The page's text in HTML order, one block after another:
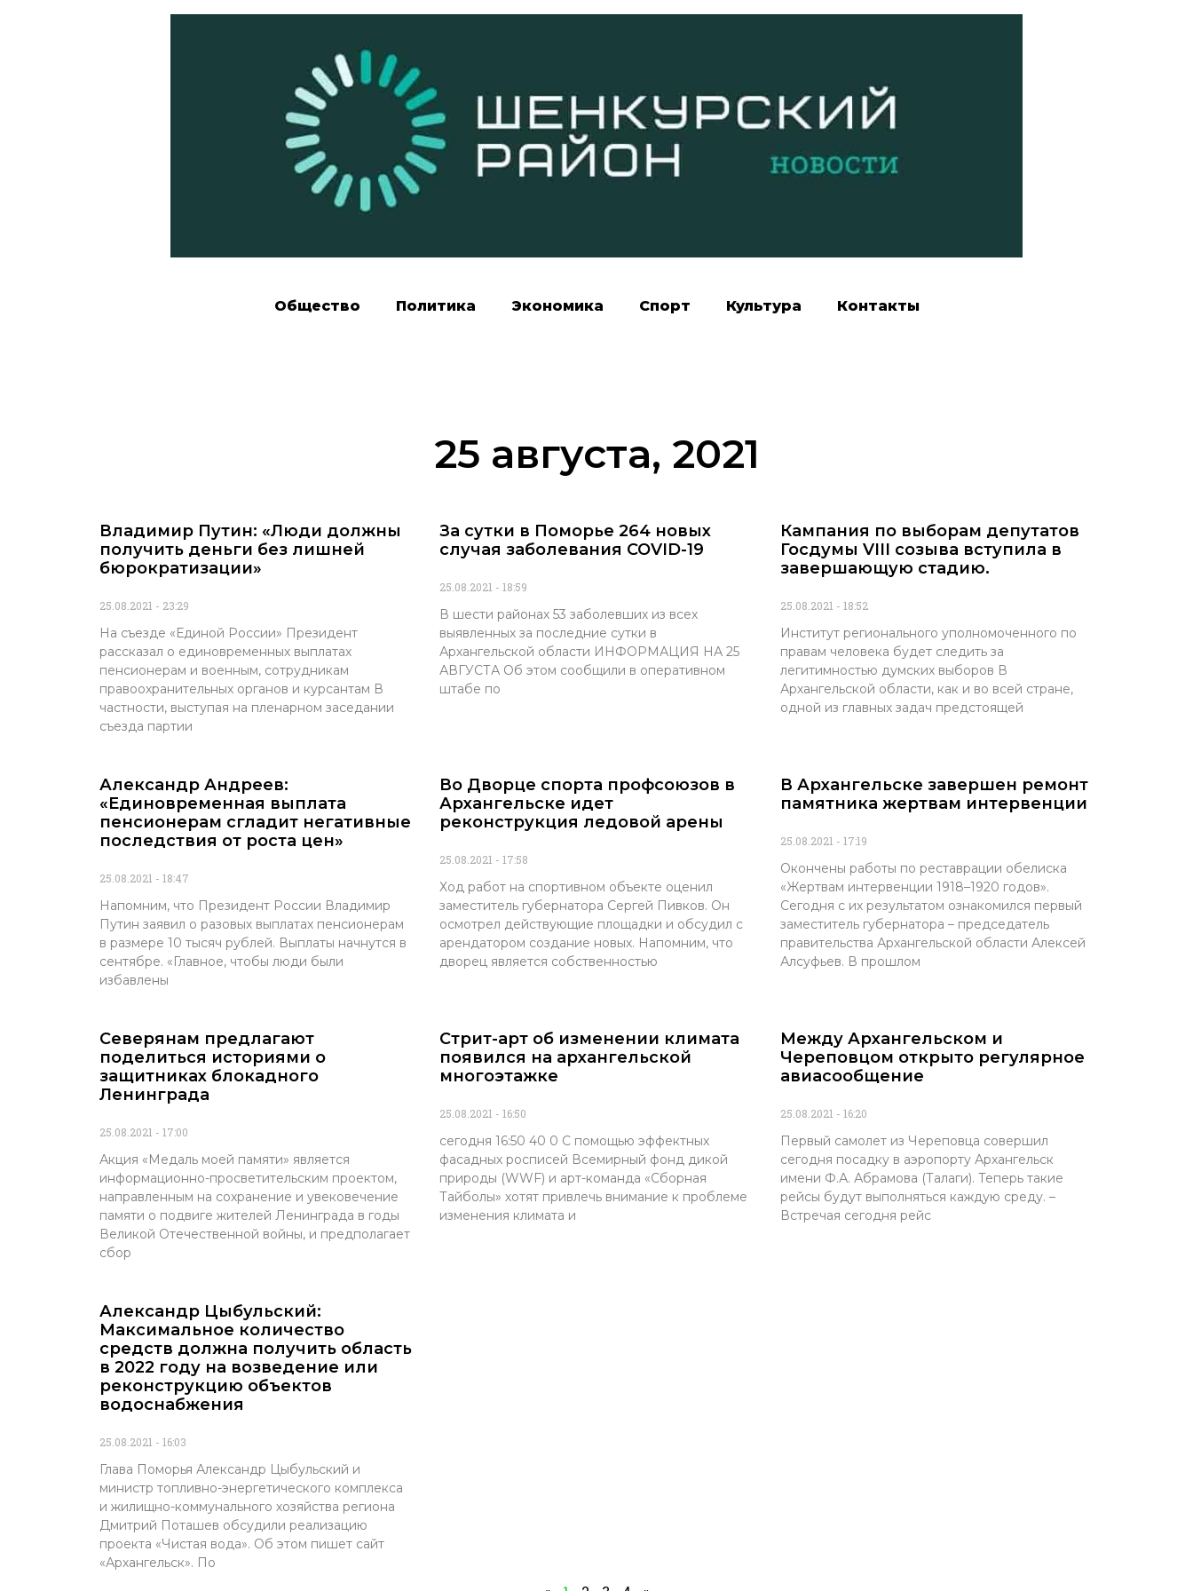
Общество Политика Экономика Спорт Культура Контакты
25 августа, 2021
Владимир Путин: «Люди должны
получить деньги без лишней
бюрократизации»
25.08.2021 23:29
На съезде «Единой России» Президент
рассказал о единовременных выплатах
пенсионерам и военным, сотрудникам
правоохранительных органов и курсантам В
частности, выступая на пленарном заседании
съезда партии
За сутки в Поморье 264 новых
случая заболевания COVID-19
25.08.2021 18:59
В шести районах 53 заболевших из всех
выявленных за последние сутки в
Архангельской области ИНФОРМАЦИЯ НА 25
АВГУСТА Об этом сообщили в оперативном
штабе по
Кампания по выборам депутатов
Госдумы VIII созыва вступила в
завершающую стадию.
25.08.2021 18:52
Институт регионального уполномоченного по
правам человека будет следить за
легитимностью думских выборов В
Архангельской области, как и во всей стране,
одной из главных задач предстоящей
Александр Андреев:
«Единовременная выплата
пенсионерам сгладит негативные
последствия от роста цен»
25.08.2021 18:47
Напомним, что Президент России Владимир
Путин заявил о разовых выплатах пенсионерам
в размере 10 тысяч рублей. Выплаты начнутся в
сентябре. «Главное, чтобы люди были
избавлены
Во Дворце спорта профсоюзов в
Архангельске идет
реконструкция ледовой арены
25.08.2021 17:58
Ход работ на спортивном объекте оценил
заместитель губернатора Сергей Пивков. Он
осмотрел действующие площадки и обсудил с
арендатором создание новых. Напомним, что
дворец является собственностью
В Архангельске завершен ремонт
памятника жертвам интервенции
25.08.2021 17:19
Окончены работы по реставрации обелиска
«Жертвам интервенции 1918–1920 годов».
Сегодня с их результатом ознакомился первый
заместитель губернатора – председатель
правительства Архангельской области Алексей
Алсуфьев. В прошлом
Северянам предлагают
поделиться историями о
защитниках блокадного
Ленинграда
25.08.2021 17:00
Акция «Медаль моей памяти» является
информационно-просветительским проектом,
направленным на сохранение и увековечение
памяти о подвиге жителей Ленинграда в годы
Великой Отечественной войны, и предполагает
сбор
Стрит-арт об изменении климата
появился на архангельской
многоэтажке
25.08.2021 16:50
сегодня 16:50 40 0 С помощью эффектных
фасадных росписей Всемирный фонд дикой
природы (WWF) и арт-команда «Сборная
Тайболы» хотят привлечь внимание к проблеме
изменения климата и
Между Архангельском и
Череповцом открыто регулярное
авиасообщение
25.08.2021 16:20
Первый самолет из Череповца совершил
сегодня посадку в аэропорту Архангельск
имени Ф.А. Абрамова (Талаги). Теперь такие
рейсы будут выполняться каждую среду. –
Встречая сегодня рейс
Александр Цыбульский:
Максимальное количество
средств должна получить область
в 2022 году на возведение или
реконструкцию объектов
водоснабжения
25.08.2021 16:03
Глава Поморья Александр Цыбульский и
министр топливно-энергетического комплекса
и жилищно-коммунального хозяйства региона
Дмитрий Поташев обсудили реализацию
проекта «Чистая вода». Об этом пишет сайт
«Архангельск». По